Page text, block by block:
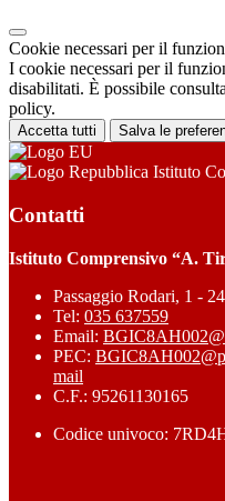
Cookie necessari per il
I cookie necessari per il
disabilitati. È possibile
policy.
Accetta tutti Salva le
Istituto
Contatti
Istituto Comprensivo “A.
Passaggio Rodari, 1 -
Tel: 035 637559
Email:
PEC:
mail
C.F.: 95261130165
Codice univoco: